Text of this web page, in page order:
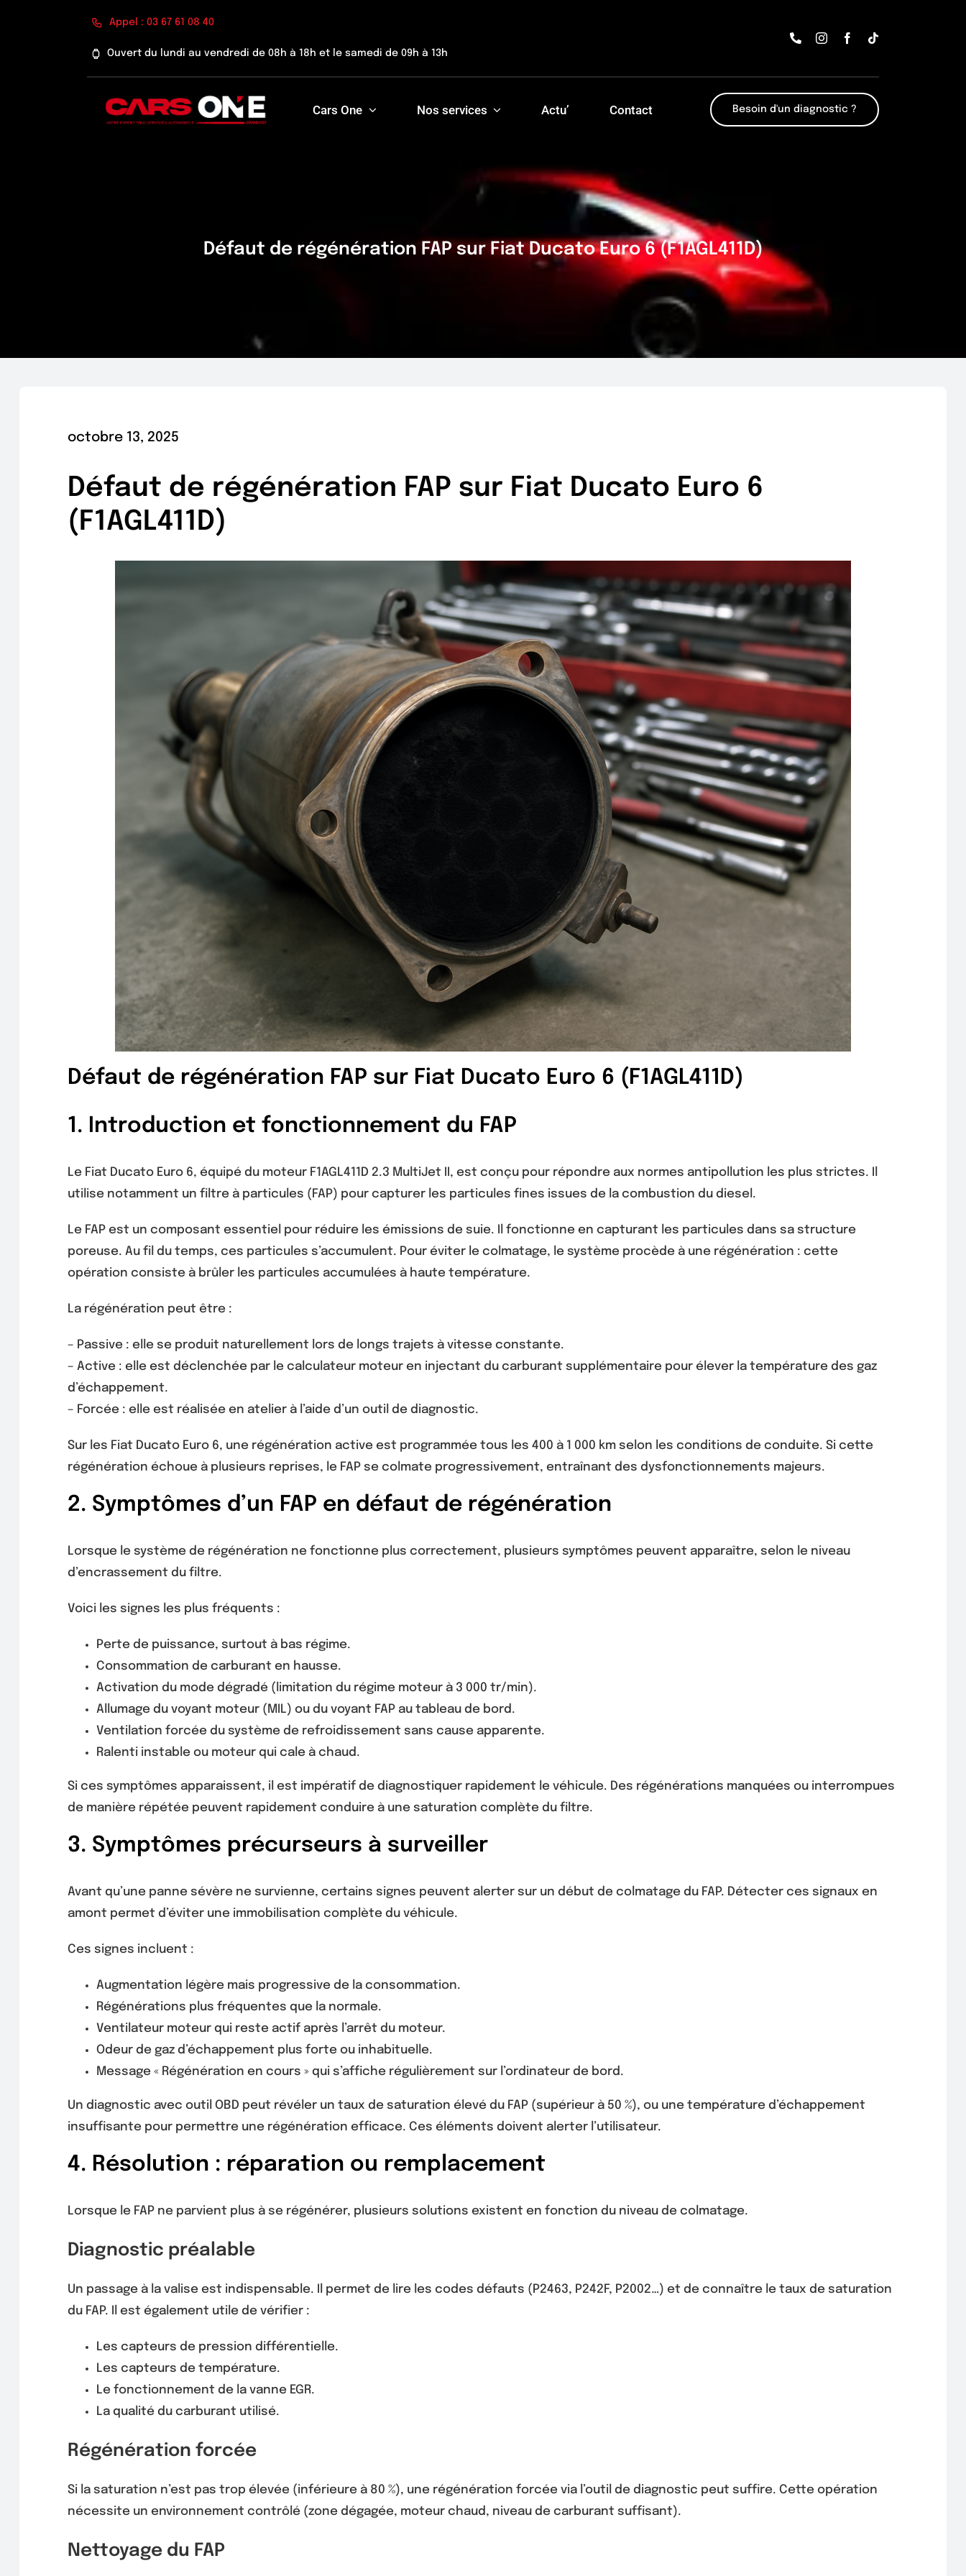
Appel : 03 67 61 08 40
Ouvert du lundi au vendredi de 08h à 18h et le samedi de 09h à 13h
Cars One Nos services Actu’ Contact Besoin d'un diagnostic ?
Défaut de régénération FAP sur Fiat Ducato Euro 6 (F1AGL411D)
octobre 13, 2025
Défaut de régénération FAP sur Fiat Ducato Euro 6
(F1AGL411D)
Défaut de régénération FAP sur Fiat Ducato Euro 6 (F1AGL411D)
1. Introduction et fonctionnement du FAP
Le Fiat Ducato Euro 6, équipé du moteur F1AGL411D 2.3 MultiJet II, est conçu pour répondre aux normes antipollution les plus strictes. Il
utilise notamment un filtre à particules (FAP) pour capturer les particules fines issues de la combustion du diesel.
Le FAP est un composant essentiel pour réduire les émissions de suie. Il fonctionne en capturant les particules dans sa structure
poreuse. Au fil du temps, ces particules s’accumulent. Pour éviter le colmatage, le système procède à une régénération : cette
opération consiste à brûler les particules accumulées à haute température.
La régénération peut être :
– Passive : elle se produit naturellement lors de longs trajets à vitesse constante.
– Active : elle est déclenchée par le calculateur moteur en injectant du carburant supplémentaire pour élever la température des gaz
d’échappement.
– Forcée : elle est réalisée en atelier à l’aide d’un outil de diagnostic.
Sur les Fiat Ducato Euro 6, une régénération active est programmée tous les 400 à 1 000 km selon les conditions de conduite. Si cette
régénération échoue à plusieurs reprises, le FAP se colmate progressivement, entraînant des dysfonctionnements majeurs.
2. Symptômes d’un FAP en défaut de régénération
Lorsque le système de régénération ne fonctionne plus correctement, plusieurs symptômes peuvent apparaître, selon le niveau
d’encrassement du filtre.
Voici les signes les plus fréquents :
Perte de puissance, surtout à bas régime.
Consommation de carburant en hausse.
Activation du mode dégradé (limitation du régime moteur à 3 000 tr/min).
Allumage du voyant moteur (MIL) ou du voyant FAP au tableau de bord.
Ventilation forcée du système de refroidissement sans cause apparente.
Ralenti instable ou moteur qui cale à chaud.
Si ces symptômes apparaissent, il est impératif de diagnostiquer rapidement le véhicule. Des régénérations manquées ou interrompues
de manière répétée peuvent rapidement conduire à une saturation complète du filtre.
3. Symptômes précurseurs à surveiller
Avant qu’une panne sévère ne survienne, certains signes peuvent alerter sur un début de colmatage du FAP. Détecter ces signaux en
amont permet d’éviter une immobilisation complète du véhicule.
Ces signes incluent :
Augmentation légère mais progressive de la consommation.
Régénérations plus fréquentes que la normale.
Ventilateur moteur qui reste actif après l’arrêt du moteur.
Odeur de gaz d’échappement plus forte ou inhabituelle.
Message « Régénération en cours » qui s’affiche régulièrement sur l’ordinateur de bord.
Un diagnostic avec outil OBD peut révéler un taux de saturation élevé du FAP (supérieur à 50 %), ou une température d’échappement
insuffisante pour permettre une régénération efficace. Ces éléments doivent alerter l’utilisateur.
4. Résolution : réparation ou remplacement
Lorsque le FAP ne parvient plus à se régénérer, plusieurs solutions existent en fonction du niveau de colmatage.
Diagnostic préalable
Un passage à la valise est indispensable. Il permet de lire les codes défauts (P2463, P242F, P2002…) et de connaître le taux de saturation
du FAP. Il est également utile de vérifier :
Les capteurs de pression différentielle.
Les capteurs de température.
Le fonctionnement de la vanne EGR.
La qualité du carburant utilisé.
Régénération forcée
Si la saturation n’est pas trop élevée (inférieure à 80 %), une régénération forcée via l’outil de diagnostic peut suffire. Cette opération
nécessite un environnement contrôlé (zone dégagée, moteur chaud, niveau de carburant suffisant).
Nettoyage du FAP